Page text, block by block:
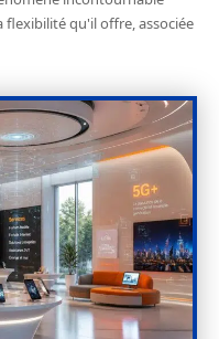
flexibilité qu'il offre, associée